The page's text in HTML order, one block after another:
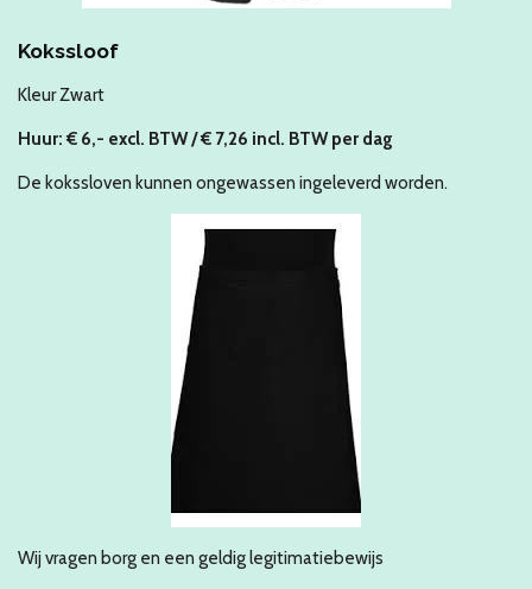
Kokssloof
Kleur Zwart
Huur: € 6,- excl. BTW / € 7,26 incl. BTW per dag
De kokssloven kunnen ongewassen ingeleverd worden.
Wij vragen borg en een geldig legitimatiebewijs